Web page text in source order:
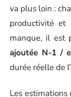
va plus loin :
productivité et
manque, il est
ajoutée N-1 /
durée réelle de
Les